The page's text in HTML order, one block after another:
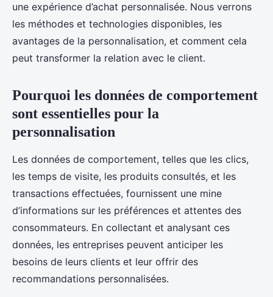
une expérience d’achat personnalisée. Nous verrons
les méthodes et technologies disponibles, les
avantages de la personnalisation, et comment cela
peut transformer la relation avec le client.
Pourquoi les données de comportement
sont essentielles pour la
personnalisation
Les données de comportement, telles que les clics,
les temps de visite, les produits consultés, et les
transactions effectuées, fournissent une mine
d’informations sur les préférences et attentes des
consommateurs. En collectant et analysant ces
données, les entreprises peuvent anticiper les
besoins de leurs clients et leur offrir des
recommandations personnalisées.